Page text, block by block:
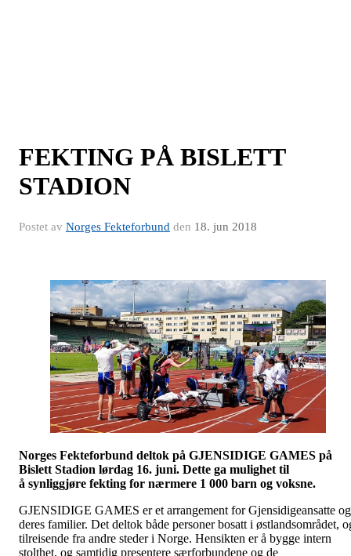
FEKTING PÅ BISLETT
STADION
Postet av Norges Fekteforbund den 18. jun 2018
Norges Fekteforbund deltok på GJENSIDIGE GAMES på
Bislett Stadion lørdag 16. juni. Dette ga mulighet til
å synliggjøre fekting for nærmere 1 000 barn og voksne.
GJENSIDIGE GAMES er et arrangement for Gjensidigeansatte og
deres familier. Det deltok både personer bosatt i østlandsområdet,
tilreisende fra andre steder i Norge. Hensikten er å bygge intern
stolthet, og samtidig presentere særforbundene og de